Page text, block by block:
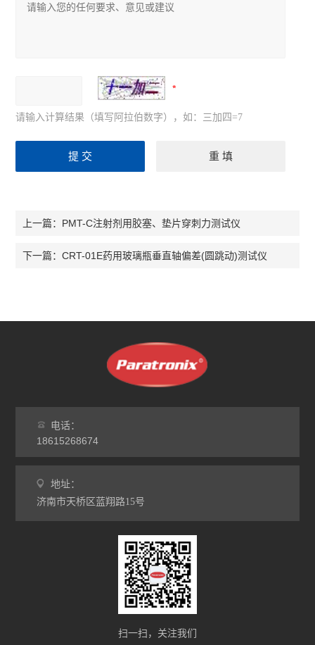
请输入计算结果（填写阿拉伯数字），如：三加四=7
上一篇： PMT-C注射剂用胶塞、垫片穿刺力测试仪
下一篇：CRT-01E药用玻璃瓶垂直轴偏差(圆跳动)测试仪
电话：
18615268674
地址：
济南市天桥区蓝翔路15号
扫一扫，关注我们